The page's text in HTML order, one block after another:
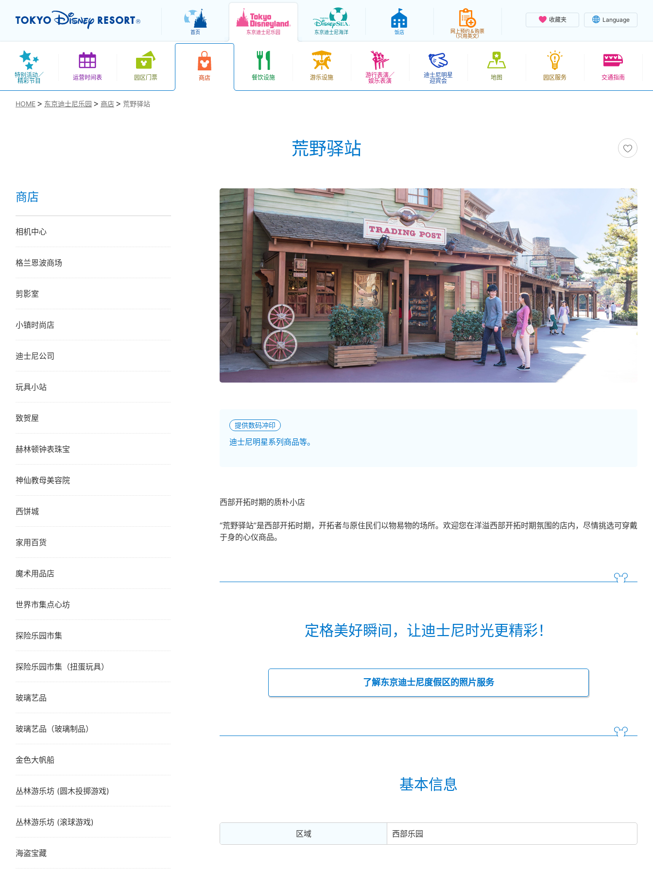
收藏夹 Language
首页 东京迪士尼乐园 东京迪士尼海洋 饭店
网上预约＆购票
（只用英文）
特别活动／
精彩节目
运营时间表 园区门票 商店 餐饮设施 游乐设施
游行表演／
娱乐表演
迪士尼明星
迎宾会
地图 园区服务 交通指南
HOME 东京迪士尼乐园 商店 荒野驿站
荒野驿站
提供数码冲印
迪士尼明星系列商品等。
西部开拓时期的质朴小店
“荒野驿站”是西部开拓时期，开拓者与原住民们以物易物的场所。欢迎您在洋溢西部开拓时期氛围的店内，尽情挑选可穿戴
于身的心仪商品。
定格美好瞬间，让迪士尼时光更精彩！
了解东京迪士尼度假区的照片服务
基本信息
区域 西部乐园
商店
相机中心
格兰恩波商场
剪影室
小镇时尚店
迪士尼公司
玩具小站
致贺屋
赫林顿钟表珠宝
神仙教母美容院
西饼城
家用百货
魔术用品店
世界市集点心坊
探险乐园市集
探险乐园市集（扭蛋玩具）
玻璃艺品
玻璃艺品（玻璃制品）
金色大帆船
丛林游乐坊 (圆木投掷游戏)
丛林游乐坊 (滚球游戏)
海盗宝藏